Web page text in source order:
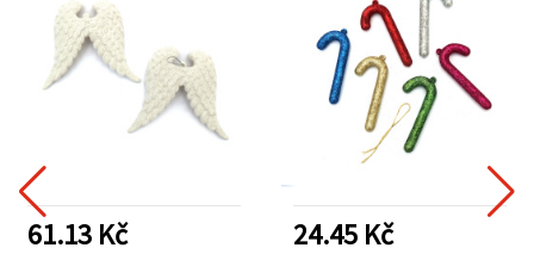
61.13 Kč 24.45 Kč